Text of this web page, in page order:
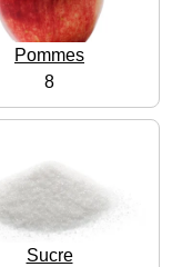
Pommes
8
Sucre